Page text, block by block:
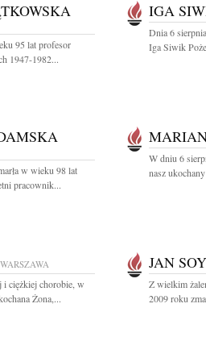
95 lat profesor
1947-1982...
IGA
Dnia 6
Iga Siwik
w wieku 98 lat
pracownik...
W dniu 6
nasz
WARSZAWA
i ciężkiej chorobie, w
Żona,...
JAN
Z wielkim
2009 roku